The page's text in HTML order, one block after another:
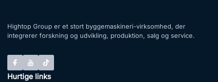
Hightop Group er et stort byggemaskineri-virksomhed, der
integrerer forskning og udvikling, produktion, salg og service.
Hurtige links